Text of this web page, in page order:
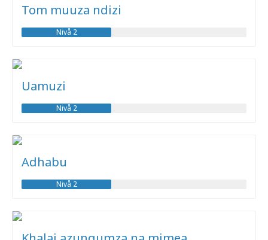
Tom muuza ndizi
Nivå 2
Uamuzi
Nivå 2
Adhabu
Nivå 2